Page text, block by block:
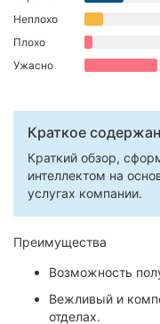
Николаев
Чернигов
Черкассы
Сумы
Франковск
Неплохо
Плохо
Ужасно
Краткое
Краткий обзор,
интеллектом на
услугах компании.
Преимущества
Возможность
Вежливый и
отделах.